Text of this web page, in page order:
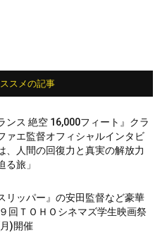
スメの記事
ンス 絶空 16,000フィート』クラ
ァエ監督オフィシャルインタビ
、人間の回復力と真実の解放力
る旅」
リッパー』の安田監督など豪華
回ＴＯＨＯシネマズ学生映画祭
)開催